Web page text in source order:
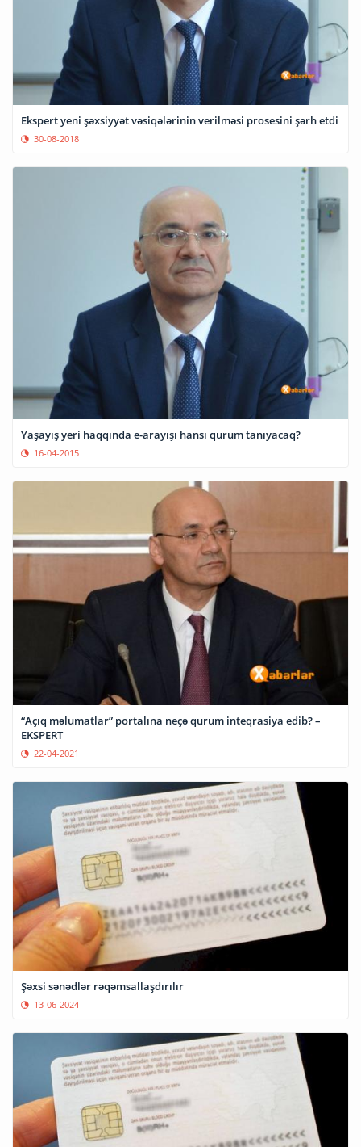
Ekspert yeni şəxsiyyət vəsiqələrinin verilməsi prosesini şərh etdi
30-08-2018
Yaşayış yeri haqqında e-arayışı hansı qurum tanıyacaq?
16-04-2015
“Açıq məlumatlar” portalına neçə qurum inteqrasiya edib? –
EKSPERT
22-04-2021
Şəxsi sənədlər rəqəmsallaşdırılır
13-06-2024